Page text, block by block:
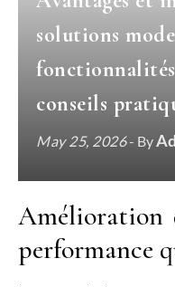
solutions
conseils
May 25, 2026- By
performance